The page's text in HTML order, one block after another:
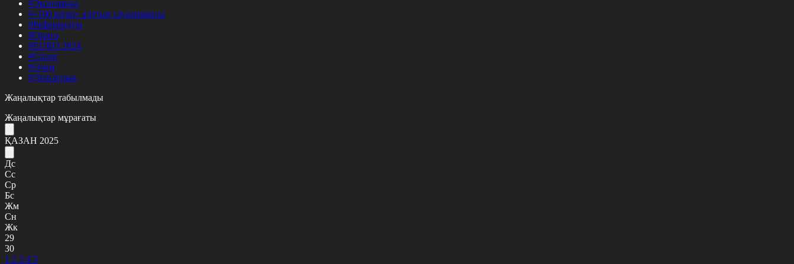
#Экономика
#«100 кітап» ұлттық сауалнамасы
#Референдум
#Оқиға
#EURO 2024
#Спорт
#Әлем
#Денсаулық
Жаңалықтар табылмады
Жаңалықтар мұрағаты
ҚАЗАН 2025
Дс
Сс
Ср
Бс
Жм
Сн
Жк
29
30
1 2 3 4 5